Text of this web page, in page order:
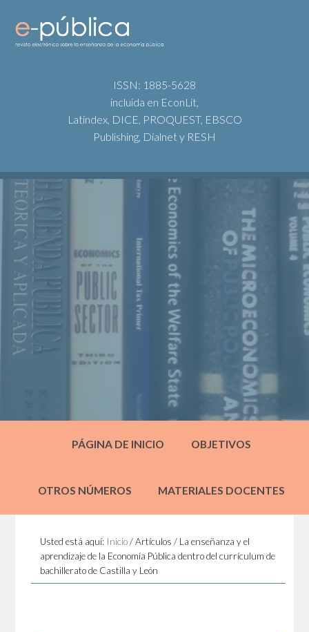
ISSN: 1885-5628
incluida en EconLit,
Latindex, DICE, PROQUEST, EBSCO
Publishing, Dialnet y RESH
PÁGINA DE INICIO OBJETIVOS
OTROS NÚMEROS MATERIALES DOCENTES
Usted está aquí: Inicio /Artículos/ La enseñanza y el
aprendizaje de la Economía Pública dentro del currículum de
bachillerato de Castilla y León